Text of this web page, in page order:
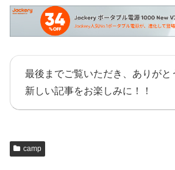
最後までご覧いただき、ありがと
新しい記事をお楽しみに！！
camp